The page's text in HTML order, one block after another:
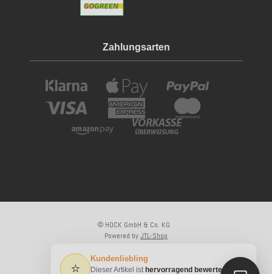
Zahlungsarten
© HOCK GmbH & Co. KG
Powered byJTL-Shop
⭐
Kundenliebling
Dieser Artikel ist hervorragend bewertet
×